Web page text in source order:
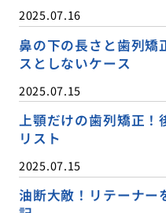
2025.07.16
鼻の下の長さと歯列矯
スとしないケース
2025.07.15
上顎だけの歯列矯正！
リスト
2025.07.15
油断大敵！リテーナー